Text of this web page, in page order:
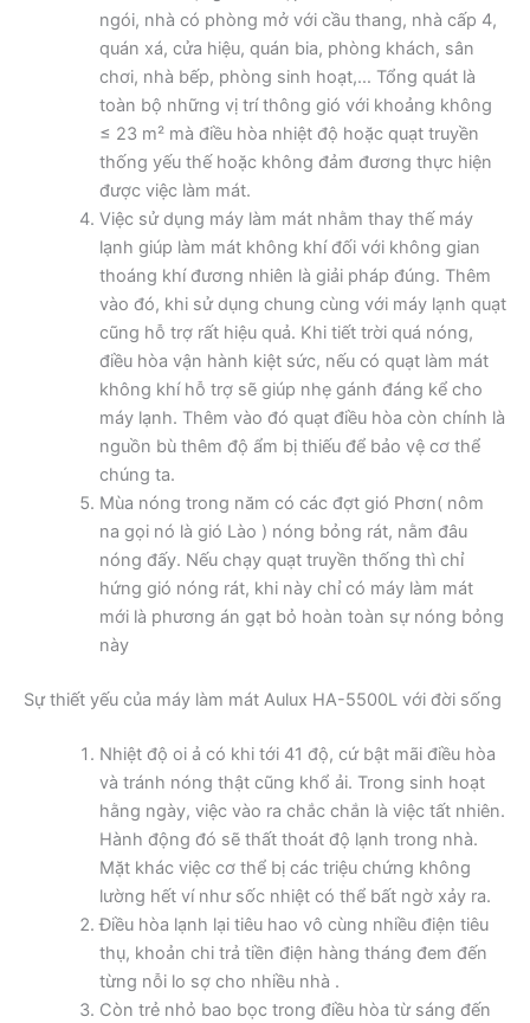
ngói, nhà có phòng mở với cầu thang, nhà cấp 4,
quán xá, cửa hiệu, quán bia, phòng khách, sân
chơi, nhà bếp, phòng sinh hoạt,… Tổng quát là
toàn bộ những vị trí thông gió với khoảng không
≤ 23 m² mà điều hòa nhiệt độ hoặc quạt truyền
thống yếu thế hoặc không đảm đương thực hiện
được việc làm mát.
Việc sử dụng máy làm mát nhằm thay thế máy
lạnh giúp làm mát không khí đối với không gian
thoáng khí đương nhiên là giải pháp đúng. Thêm
vào đó, khi sử dụng chung cùng với máy lạnh quạt
cũng hỗ trợ rất hiệu quả. Khi tiết trời quá nóng,
điều hòa vận hành kiệt sức, nếu có quạt làm mát
không khí hỗ trợ sẽ giúp nhẹ gánh đáng kể cho
máy lạnh. Thêm vào đó quạt điều hòa còn chính là
nguồn bù thêm độ ẩm bị thiếu để bảo vệ cơ thể
chúng ta.
Mùa nóng trong năm có các đợt gió Phơn( nôm
na gọi nó là gió Lào ) nóng bỏng rát, nằm đâu
nóng đấy. Nếu chạy quạt truyền thống thì chỉ
hứng gió nóng rát, khi này chỉ có máy làm mát
mới là phương án gạt bỏ hoàn toàn sự nóng bỏng
này
Sự thiết yếu của máy làm mát Aulux HA-5500L với đời sống
Nhiệt độ oi ả có khi tới 41 độ, cứ bật mãi điều hòa
và tránh nóng thật cũng khổ ải. Trong sinh hoạt
hằng ngày, việc vào ra chắc chắn là việc tất nhiên.
Hành động đó sẽ thất thoát độ lạnh trong nhà.
Mặt khác việc cơ thể bị các triệu chứng không
lường hết ví như sốc nhiệt có thể bất ngờ xảy ra.
Điều hòa lạnh lại tiêu hao vô cùng nhiều điện tiêu
thụ, khoản chi trả tiền điện hàng tháng đem đến
từng nỗi lo sợ cho nhiều nhà .
Còn trẻ nhỏ bao bọc trong điều hòa từ sáng đến